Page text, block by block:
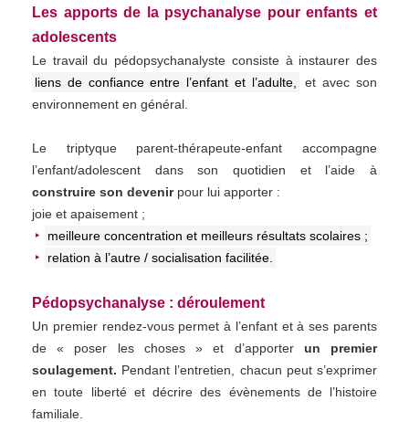
Les apports de la psychanalyse pour enfants et
adolescents
Le travail du pédopsychanalyste consiste à instaurer des
liens de confiance entre l’enfant et l’adulte,
et avec son
environnement en général.
Le triptyque parent-thérapeute-enfant accompagne
l’enfant/adolescent dans son quotidien et l’aide à
construire son devenirpour lui apporter :
joie et apaisement ;
meilleure concentration et meilleurs résultats scolaires ;
relation à l’autre / socialisation facilitée.
Pédopsychanalyse : déroulement
Un premier rendez-vous permet à l’enfant et à ses parents
de « poser les choses » et d’apporter un premier
soulagement. Pendant l’entretien, chacun peut s’exprimer
en toute liberté et décrire des évènements de l’histoire
familiale.